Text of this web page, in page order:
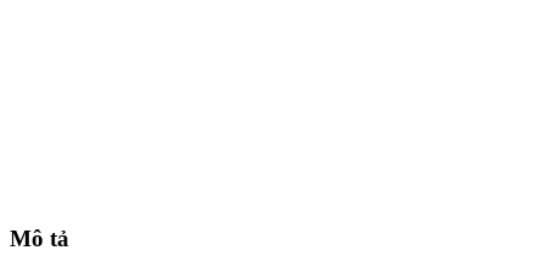
Mô tả